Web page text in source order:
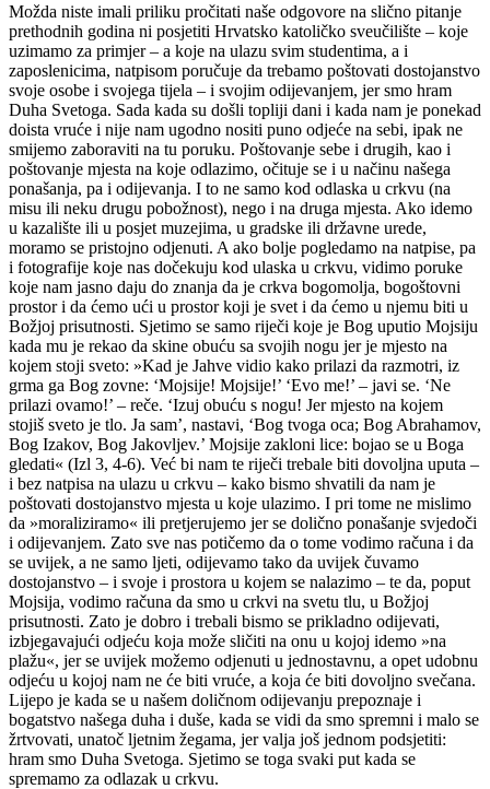
Možda niste imali priliku pročitati naše odgovore na slično pitanje
prethodnih godina ni posjetiti Hrvatsko katoličko sveučilište – koje
uzimamo za primjer – a koje na ulazu svim studentima, a i
zaposlenicima, natpisom poručuje da trebamo poštovati dostojanstvo
svoje osobe i svojega tijela – i svojim odijevanjem, jer smo hram
Duha Svetoga. Sada kada su došli topliji dani i kada nam je ponekad
doista vruće i nije nam ugodno nositi puno odjeće na sebi, ipak ne
smijemo zaboraviti na tu poruku. Poštovanje sebe i drugih, kao i
poštovanje mjesta na koje odlazimo, očituje se i u načinu našega
ponašanja, pa i odijevanja. I to ne samo kod odlaska u crkvu (na
misu ili neku drugu pobožnost), nego i na druga mjesta. Ako idemo
u kazalište ili u posjet muzejima, u gradske ili državne urede,
moramo se pristojno odjenuti. A ako bolje pogledamo na natpise, pa
i fotografije koje nas dočekuju kod ulaska u crkvu, vidimo poruke
koje nam jasno daju do znanja da je crkva bogomolja, bogoštovni
prostor i da ćemo ući u prostor koji je svet i da ćemo u njemu biti u
Božjoj prisutnosti. Sjetimo se samo riječi koje je Bog uputio Mojsiju
kada mu je rekao da skine obuću sa svojih nogu jer je mjesto na
kojem stoji sveto: »Kad je Jahve vidio kako prilazi da razmotri, iz
grma ga Bog zovne: ‘Mojsije! Mojsije!’ ‘Evo me!’ – javi se. ‘Ne
prilazi ovamo!’ – reče. ‘Izuj obuću s nogu! Jer mjesto na kojem
stojiš sveto je tlo. Ja sam’, nastavi, ‘Bog tvoga oca; Bog Abrahamov,
Bog Izakov, Bog Jakovljev.’ Mojsije zakloni lice: bojao se u Boga
gledati« (Izl 3, 4-6). Već bi nam te riječi trebale biti dovoljna uputa –
i bez natpisa na ulazu u crkvu – kako bismo shvatili da nam je
poštovati dostojanstvo mjesta u koje ulazimo. I pri tome ne mislimo
da »moraliziramo« ili pretjerujemo jer se dolično ponašanje svjedoči
i odijevanjem. Zato sve nas potičemo da o tome vodimo računa i da
se uvijek, a ne samo ljeti, odijevamo tako da uvijek čuvamo
dostojanstvo – i svoje i prostora u kojem se nalazimo – te da, poput
Mojsija, vodimo računa da smo u crkvi na svetu tlu, u Božjoj
prisutnosti. Zato je dobro i trebali bismo se prikladno odijevati,
izbjegavajući odjeću koja može sličiti na onu u kojoj idemo »na
plažu«, jer se uvijek možemo odjenuti u jednostavnu, a opet udobnu
odjeću u kojoj nam ne će biti vruće, a koja će biti dovoljno svečana.
Lijepo je kada se u našem doličnom odijevanju prepoznaje i
bogatstvo našega duha i duše, kada se vidi da smo spremni i malo se
žrtvovati, unatoč ljetnim žegama, jer valja još jednom podsjetiti:
hram smo Duha Svetoga. Sjetimo se toga svaki put kada se
spremamo za odlazak u crkvu.